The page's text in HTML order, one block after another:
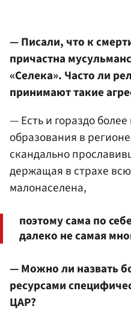
— Писали, что к
причастна
«Селека». Часто ли
принимают такие
— Есть и гораздо
образования в
скандально
держащая в страхе
малонаселена,
поэтому сама по
далеко не самая
— Можно ли назвать
ресурсами
ЦАР?